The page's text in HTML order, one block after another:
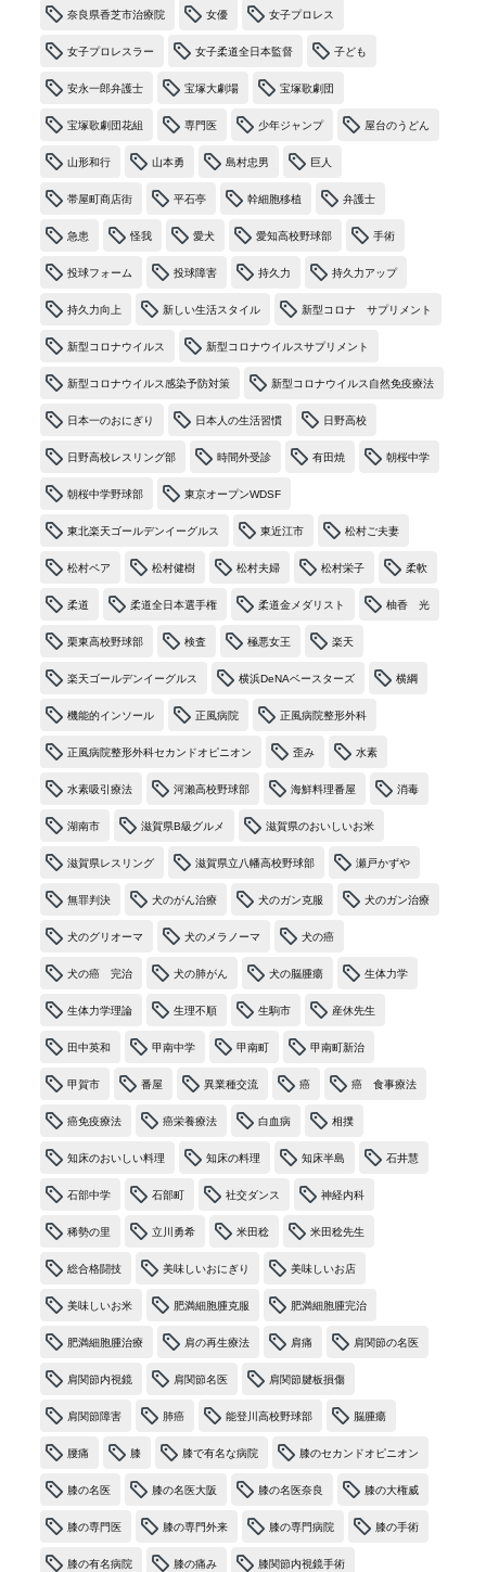
奈良県香芝市治療院 女優 女子プロレス
女子プロレスラー 女子柔道全日本監督 子ども
安永一郎弁護士 宝塚大劇場 宝塚歌劇団
宝塚歌劇団花組 専門医 少年ジャンプ 屋台のうどん
山形和行 山本勇 島村忠男 巨人
帯屋町商店街 平石亭 幹細胞移植 弁護士
急患 怪我 愛犬 愛知高校野球部 手術
投球フォーム 投球障害 持久力 持久力アップ
持久力向上 新しい生活スタイル 新型コロナ サプリメント
新型コロナウイルス 新型コロナウイルスサプリメント
新型コロナウイルス感染予防対策 新型コロナウイルス自然免疫療法
日本一のおにぎり 日本人の生活習慣 日野高校
日野高校レスリング部 時間外受診 有田焼 朝桜中学
朝桜中学野球部 東京オープンWDSF
東北楽天ゴールデンイーグルス 東近江市 松村ご夫妻
松村ペア 松村健樹 松村夫婦 松村栄子 柔軟
柔道 柔道全日本選手権 柔道金メダリスト 柚香 光
栗東高校野球部 検査 極悪女王 楽天
楽天ゴールデンイーグルス 横浜DeNAベースターズ 横綱
機能的インソール 正風病院 正風病院整形外科
正風病院整形外科セカンドオピニオン 歪み 水素
水素吸引療法 河瀨高校野球部 海鮮料理番屋 消毒
湖南市 滋賀県B級グルメ 滋賀県のおいしいお米
滋賀県レスリング 滋賀県立八幡高校野球部 瀬戸かずや
無罪判決 犬のがん治療 犬のガン克服 犬のガン治療
犬のグリオーマ 犬のメラノーマ 犬の癌
犬の癌 完治 犬の肺がん 犬の脳腫瘍 生体力学
生体力学理論 生理不順 生駒市 産休先生
田中英和 甲南中学 甲南町 甲南町新治
甲賀市 番屋 異業種交流 癌 癌 食事療法
癌免疫療法 癌栄養療法 白血病 相撲
知床のおいしい料理 知床の料理 知床半島 石井慧
石部中学 石部町 社交ダンス 神経内科
稀勢の里 立川勇希 米田稔 米田稔先生
総合格闘技 美味しいおにぎり 美味しいお店
美味しいお米 肥満細胞腫克服 肥満細胞腫完治
肥満細胞腫治療 肩の再生療法 肩痛 肩関節の名医
肩関節内視鏡 肩関節名医 肩関節腱板損傷
肩関節障害 肺癌 能登川高校野球部 脳腫瘍
腰痛 膝 膝で有名な病院 膝のセカンドオピニオン
膝の名医 膝の名医大阪 膝の名医奈良 膝の大権威
膝の専門医 膝の専門外来 膝の専門病院 膝の手術
膝の有名病院 膝の痛み 膝関節内視鏡手術